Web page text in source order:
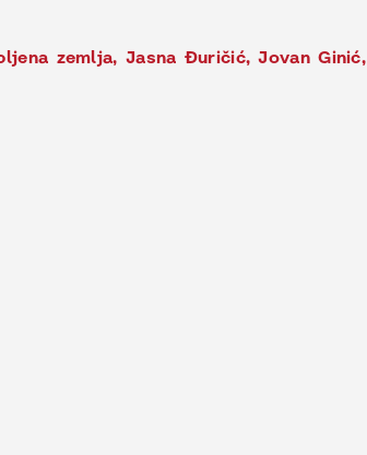
zemlja, Jasna Đuričić,Jovan Ginić,